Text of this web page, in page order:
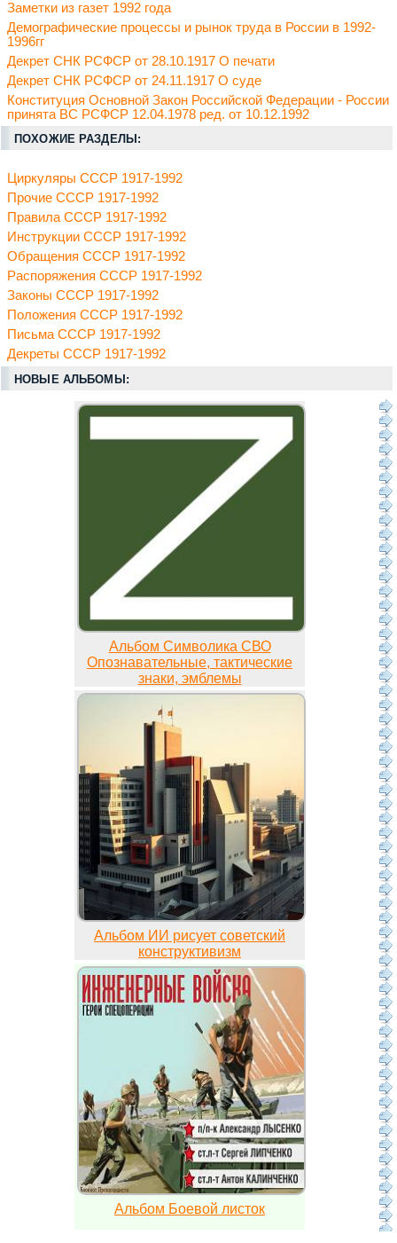
Заметки из газет 1992 года
Демографические процессы и рынок труда в России в 1992-
1996гг
Декрет СНК РСФСР от 28.10.1917 О печати
Декрет СНК РСФСР от 24.11.1917 О суде
Конституция Основной Закон Российской Федерации - России
принята ВС РСФСР 12.04.1978 ред. от 10.12.1992
ПОХОЖИЕ РАЗДЕЛЫ:
Циркуляры СССР 1917-1992
Прочие СССР 1917-1992
Правила СССР 1917-1992
Инструкции СССР 1917-1992
Обращения СССР 1917-1992
Распоряжения СССР 1917-1992
Законы СССР 1917-1992
Положения СССР 1917-1992
Письма СССР 1917-1992
Декреты СССР 1917-1992
НОВЫЕ АЛЬБОМЫ:
Альбом Символика СВО
Опознавательные, тактические
знаки, эмблемы
Альбом ИИ рисует советский
конструктивизм
Альбом Боевой листок